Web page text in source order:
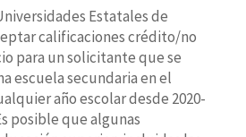
Estatales de
calificaciones crédito/no
para un solicitante que se
escuela secundaria en el
año escolar desde 2020-
posible que algunas